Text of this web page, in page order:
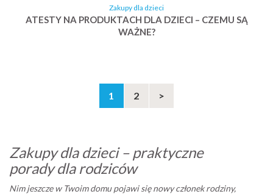
Zakupy dla dzieci
ATESTY NA PRODUKTACH DLA DZIECI – CZEMU SĄ
WAŻNE?
1 2 >
Zakupy dla dzieci – praktyczne
porady dla rodziców
Nim jeszcze w Twoim domu pojawi się nowy członek rodziny,